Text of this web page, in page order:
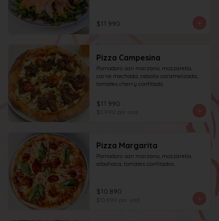
$11.990
Pizza Campesina
Pomodoro san marzano, mozzarella,
carne mechada, cebolla caramelizada,
tomates cherry confitado.
$11.990
$11.990 por und
Pizza Margarita
Pomodoro san marzano, mozzarella,
albahaca, tomates confitados.
$10.890
$10.890 por und